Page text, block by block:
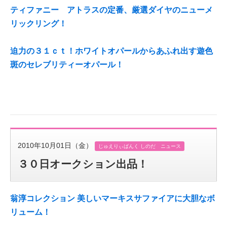
ティファニー アトラスの定番、厳選ダイヤのニューメ
リックリング！
迫力の３１ｃｔ！ホワイトオパールからあふれ出す遊色
斑のセレブリティーオパール！
2010年10月01日（金） じゅえりぃばんく しのだ ニュース
３０日オークション出品！
翁淳コレクション 美しいマーキスサファイアに大胆なボ
リューム！